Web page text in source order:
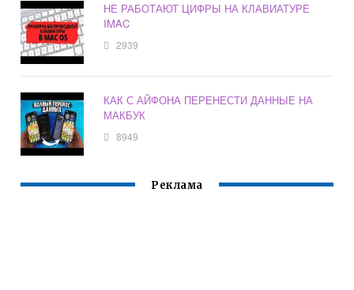
НЕ РАБОТАЮТ ЦИФРЫ НА КЛАВИАТУРЕ
IMAC
2939
КАК С АЙФОНА ПЕРЕНЕСТИ ДАННЫЕ НА
МАКБУК
8949
Реклама